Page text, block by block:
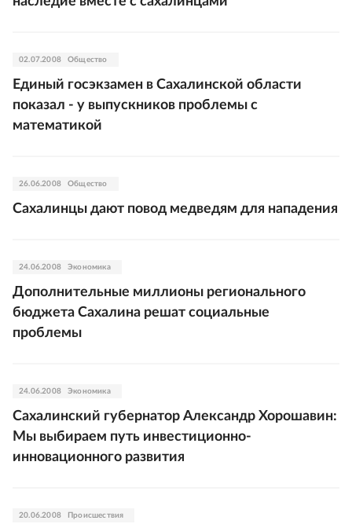
02.07.2008 Общество
Единый госэкзамен в Сахалинской области
показал - у выпускников проблемы с
математикой
26.06.2008 Общество
Сахалинцы дают повод медведям для нападения
24.06.2008 Экономика
Дополнительные миллионы регионального
бюджета Сахалина решат социальные
проблемы
24.06.2008 Экономика
Сахалинский губернатор Александр Хорошавин:
Мы выбираем путь инвестиционно-
инновационного развития
20.06.2008 Происшествия